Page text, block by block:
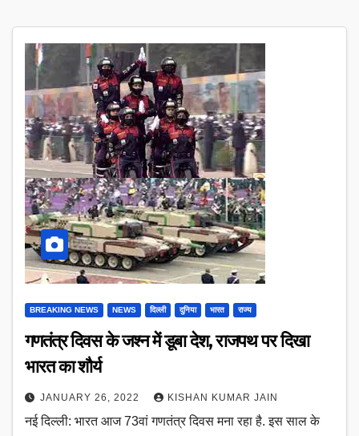
BREAKING NEWS NEWS दिल्ली दुनिया भारत राज्य
गणतंत्र दिवस के जश्न में डूबा देश, राजपथ पर दिखा
भारत का शौर्य
JANUARY 26, 2022 KISHAN KUMAR JAIN
नई दिल्‍ली: भारत आज 73वां गणतंत्र दिवस मना रहा है. इस साल के